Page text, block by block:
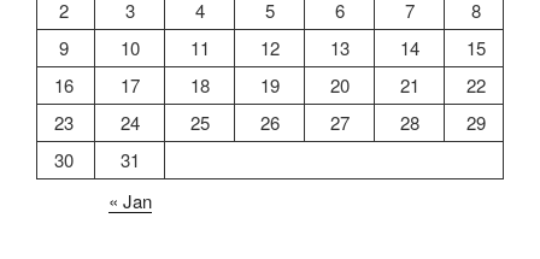
2
3 4 5 6 7
8
9
10 11 12 13 14
15
16
17 18 19 20 21
22
23
24 25 26 27 28
29
30
31
« Jan